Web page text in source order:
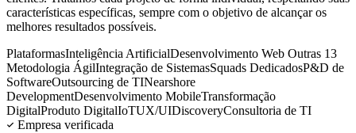
características específicas, sempre com o objetivo de alcançar os
melhores resultados possíveis.
PlataformasInteligência ArtificialDesenvolvimento Web Outras 13
Metodologia ÁgilIntegração de SistemasSquads DedicadosP&D de
SoftwareOutsourcing de TINearshore
DevelopmentDesenvolvimento MobileTransformação
DigitalProduto DigitalIoTUX/UIDiscoveryConsultoria de TI
Empresa verificada